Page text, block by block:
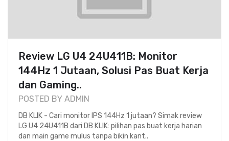
Review LG U4 24U411B: Monitor
144Hz 1 Jutaan, Solusi Pas Buat Kerja
dan Gaming..
POSTED BY ADMIN
DB KLIK - Cari monitor IPS 144Hz 1 jutaan? Simak review
LG U4 24U411B dari DB KLIK: pilihan pas buat kerja harian
dan main game mulus tanpa bikin kant..